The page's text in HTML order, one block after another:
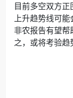
目前多空双方正
上升趋势线可能
非农报告有望帮
之，或将考验趋